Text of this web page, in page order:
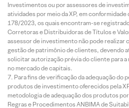
Investimentos ou por assessores de
atividades por meio da XP, em conformidade
178/2023, os quais encontram-se
Corretoras e Distribuidoras de Títulos e
assessor de investimento não pode realizar
gestão de patrimônio de clientes, devendo
solicitar autorização prévia do cliente para
no mercado de capitais.
Para fins de verificação da adequação do
produtos de investimento oferecidos pela
metodologia de adequação dos produtos
Regras e Procedimentos ANBIMA de